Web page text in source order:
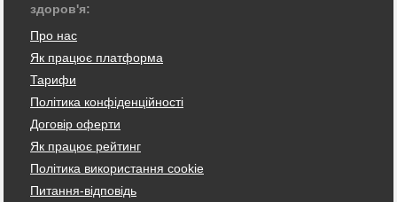
здоров'я:
Про нас
Як працює платформа
Тарифи
Політика конфіденційності
Договір оферти
Як працює рейтинг
Політика використання cookie
Питання-відповідь